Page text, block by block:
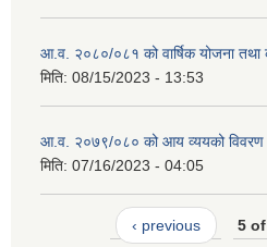
आ.व. २०८०/०८१ को वार्षिक योजना तथा
मिति: 08/15/2023 - 13:53
आ.व. २०७९/०८० को आय व्ययको विवरण
मिति: 07/16/2023 - 04:05
‹ previous 5